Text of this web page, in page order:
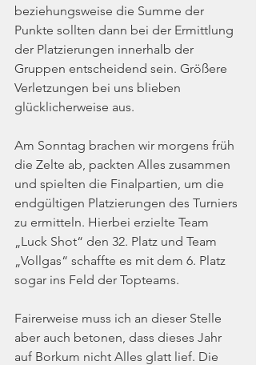
beziehungsweise die Summe der
Punkte sollten dann bei der Ermittlung
der Platzierungen innerhalb der
Gruppen entscheidend sein. Größere
Verletzungen bei uns blieben
glücklicherweise aus.
Am Sonntag brachen wir morgens früh
die Zelte ab, packten Alles zusammen
und spielten die Finalpartien, um die
endgültigen Platzierungen des Turniers
zu ermitteln. Hierbei erzielte Team
„Luck Shot“ den 32. Platz und Team
„Vollgas“ schaffte es mit dem 6. Platz
sogar ins Feld der Topteams.
Fairerweise muss ich an dieser Stelle
aber auch betonen, dass dieses Jahr
auf Borkum nicht Alles glatt lief. Die